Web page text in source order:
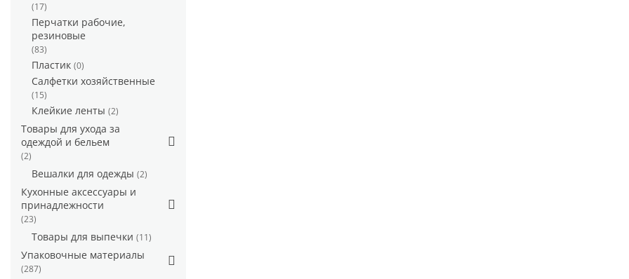
(17)
Перчатки рабочие,
резиновые
(83)
Пластик (0)
Салфетки хозяйственные
(15)
Клейкие ленты (2)
Товары для ухода за
одеждой и бельем
(2)
Вешалки для одежды (2)
Кухонные аксессуары и
принадлежности
(23)
Товары для выпечки (11)
Упаковочные материалы
(287)